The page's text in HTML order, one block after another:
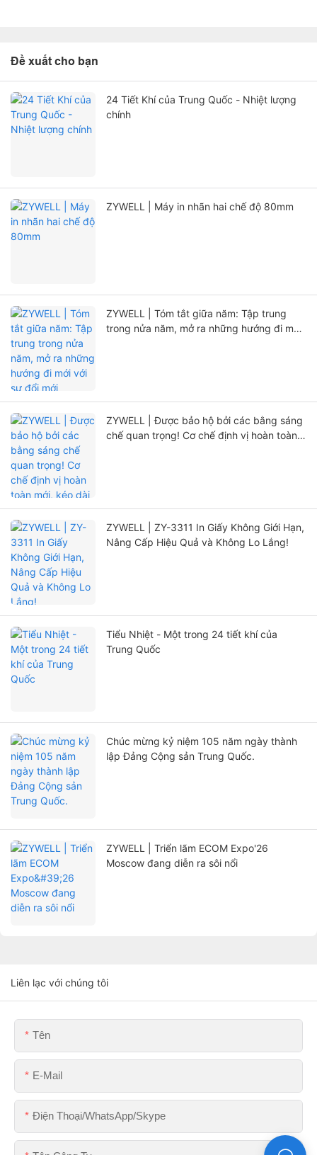
Đề xuất cho bạn
24 Tiết Khí của Trung Quốc - Nhiệt lượng
chính
ZYWELL | Máy in nhãn hai chế độ 80mm
ZYWELL | Tóm tắt giữa năm: Tập trung
trong nửa năm, mở ra những hướng đi mới
ZYWELL | Được bảo hộ bởi các bằng sáng
chế quan trọng! Cơ chế định vị hoàn toàn
ZYWELL | ZY-3311 In Giấy Không Giới Hạn,
Nâng Cấp Hiệu Quả và Không Lo Lắng!
Tiểu Nhiệt - Một trong 24 tiết khí của
Trung Quốc
Chúc mừng kỷ niệm 105 năm ngày thành
lập Đảng Cộng sản Trung Quốc.
ZYWELL | Triển lãm ECOM Expo'26
Moscow đang diễn ra sôi nổi
Liên lạc với chúng tôi
Tên
E-Mail
Điện Thoại/WhatsApp/Skype